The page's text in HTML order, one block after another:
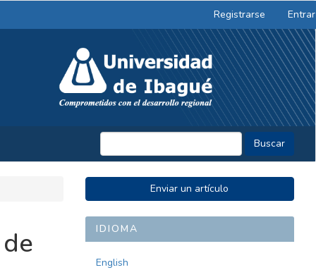
Registrarse Entrar
Buscar
ENVIAR
UN
ARTÍCULO
Enviar un artículo
IDIOMA
English